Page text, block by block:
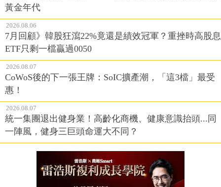
黃金年代
2026.08.06
7月回顧》韓股狂瀉22%竟還是績效冠軍？重挫時高股息
ETF只剩一檔贏過0050
2026.08.07
CoWoS後的下一張王牌：SoIC擴產潮，「這3檔」最受
惠！
2026.08.07
統一集團退出健身業！高齡化商機、健康意識抬頭...同
一陣風，健身三巨頭命運大不同？